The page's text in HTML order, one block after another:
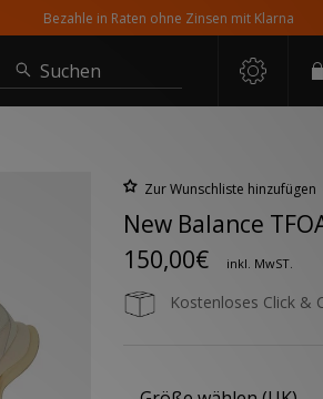
Bezahle in Raten ohne Zinsen mit Klarna
Suchen
Zur Wunschliste hinzufügen
New Balance
150,00€
inkl. MwST.
Kostenloses Click &